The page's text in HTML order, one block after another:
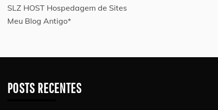
SLZ HOST Hospedagem de Sites
Meu Blog Antigo*
POSTS RECENTES